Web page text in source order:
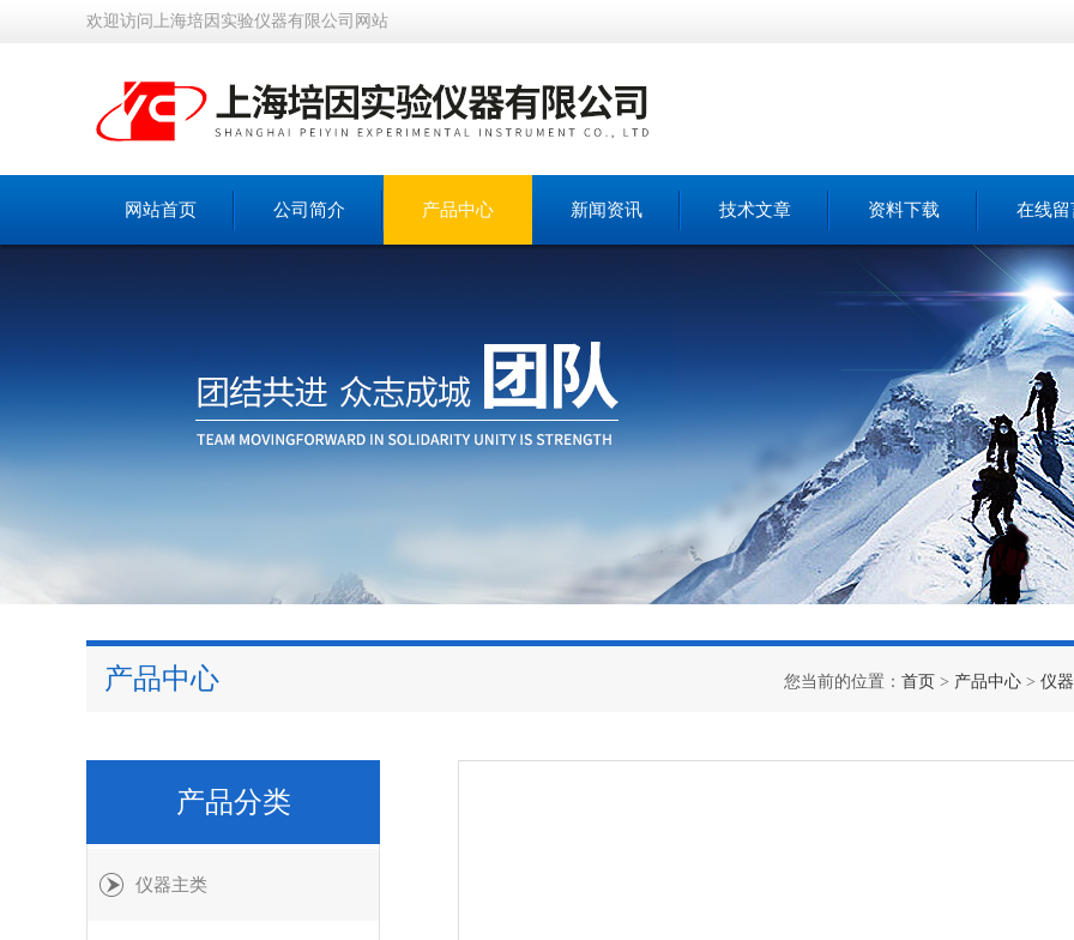
欢迎访问上海培因实验仪器有限公司网站
网站首页 公司简介 产品中心 新闻资讯 技术文章 资料下载 在线留
产品中心 您当前的位置： 首页 > 产品中心 > 仪
产品分类
仪器主类